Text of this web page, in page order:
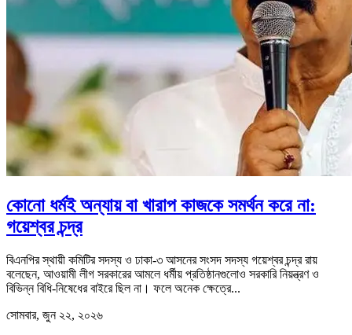
কোনো ধর্মই অন্যায় বা খারাপ কাজকে সমর্থন করে না:
গয়েশ্বর চন্দ্র
বিএনপির স্থায়ী কমিটির সদস্য ও ঢাকা-৩ আসনের সংসদ সদস্য গয়েশ্বর চন্দ্র রায়
বলেছেন, আওয়ামী লীগ সরকারের আমলে ধর্মীয় প্রতিষ্ঠানগুলোও সরকারি নিয়ন্ত্রণ ও
বিভিন্ন বিধি-নিষেধের বাইরে ছিল না। ফলে অনেক ক্ষেত্রে...
সোমবার, জুন ২২, ২০২৬